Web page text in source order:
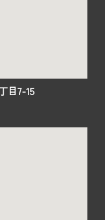
目7-15